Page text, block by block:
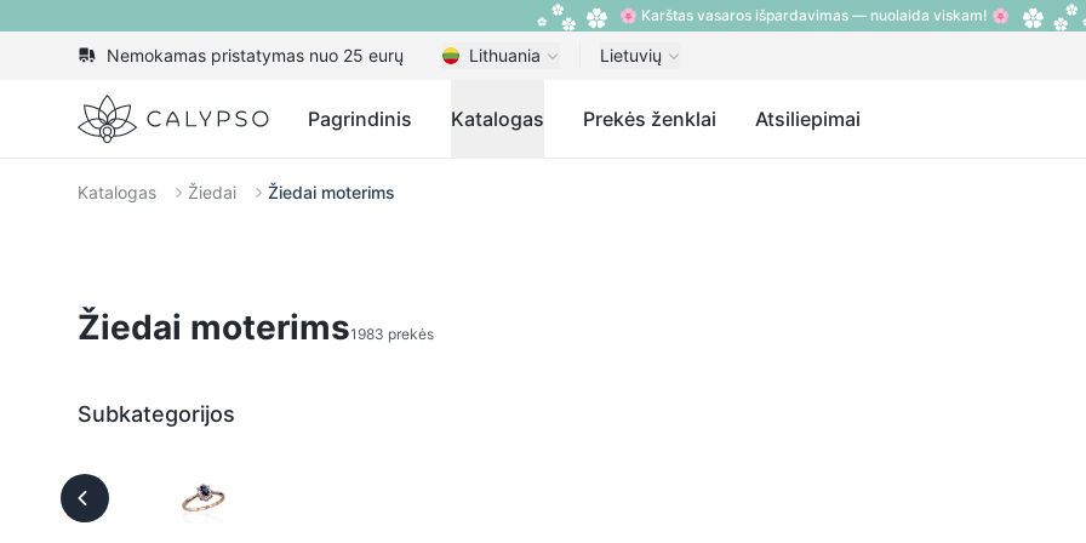
🌸 Karštas vasaros išpardavimas — nuolaida viskam! 🌸
Nemokamas pristatymas nuo 25 eurų Lithuania Lietuvių
Calypso Pagrindinis Katalogas Prekės ženklai Atsiliepimai
Katalogas Žiedai Žiedai moterims
Žiedai moterims1983 prekės
Subkategorijos